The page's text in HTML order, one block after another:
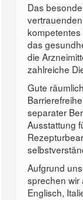
Das
das
die
zahlreiche
Gute
separater
Ausstattung
Aufgrund
sprechen wir
Englisch,